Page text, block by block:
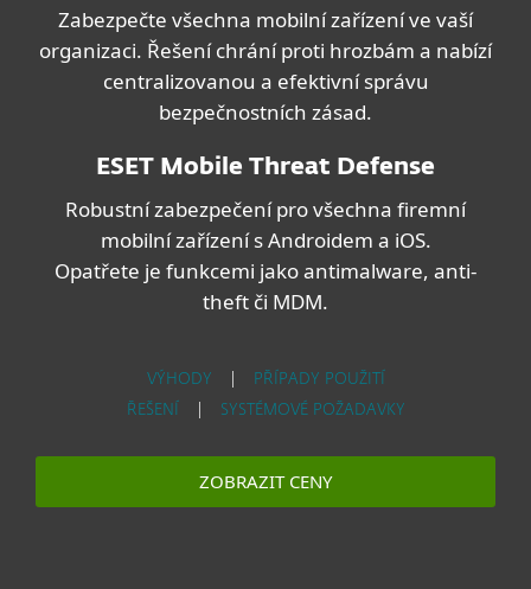
Zabezpečte všechna mobilní zařízení ve vaší
organizaci. Řešení chrání proti hrozbám a nabízí
centralizovanou a efektivní správu
bezpečnostních zásad.
ESET Mobile Threat Defense
Robustní zabezpečení pro všechna firemní
mobilní zařízení s Androidem a iOS.
Opatřete je funkcemi jako antimalware, anti-
theft či MDM.
VÝHODY
PŘÍPADY POUŽITÍ
ŘEŠENÍ
SYSTÉMOVÉ POŽADAVKY
ZOBRAZIT CENY